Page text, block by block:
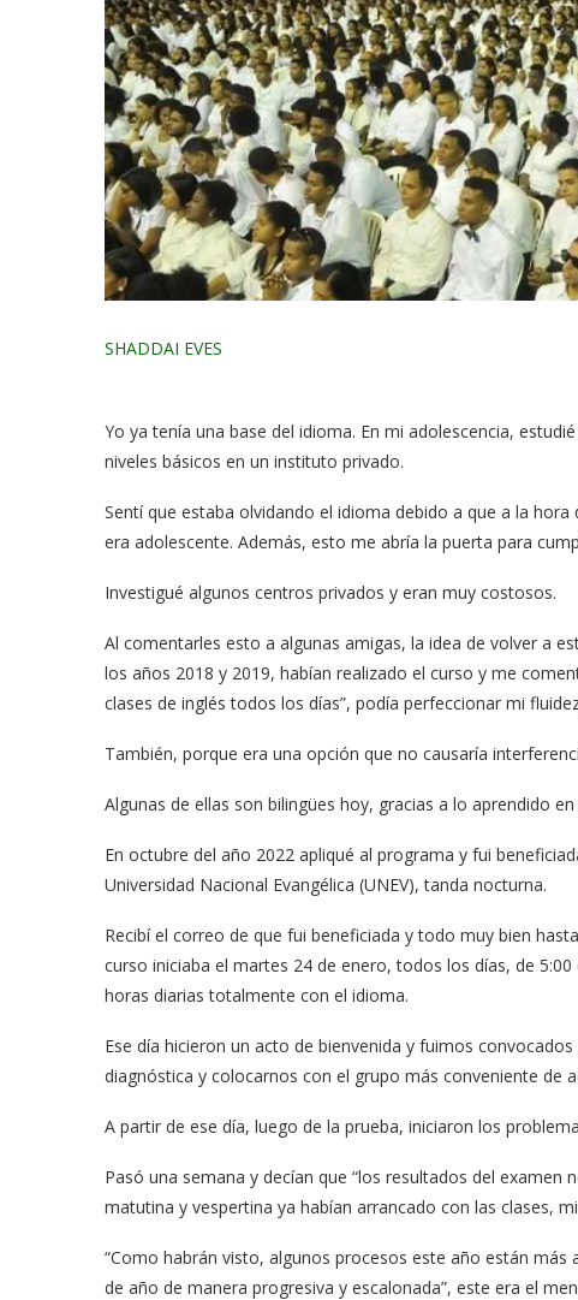
SHADDAI EVES
Yo ya tenía una base del idioma. En mi adolescencia,
niveles básicos en un instituto privado.
Sentí que estaba olvidando el idioma debido a que a la
era adolescente. Además, esto me abría la puerta para
Investigué algunos centros privados y eran muy costosos.
Al comentarles esto a algunas amigas, la idea de volver a
los años 2018 y 2019, habían realizado el curso y me
clases de inglés todos los días”, podía perfeccionar mi
También, porque era una opción que no causaría
Algunas de ellas son bilingües hoy, gracias a lo aprendido
En octubre del año 2022 apliqué al programa y fui
Universidad Nacional Evangélica (UNEV), tanda nocturna.
Recibí el correo de que fui beneficiada y todo muy bien
curso iniciaba el martes 24 de enero, todos los días, de
horas diarias totalmente con el idioma.
Ese día hicieron un acto de bienvenida y fuimos
diagnóstica y colocarnos con el grupo más conveniente de
A partir de ese día, luego de la prueba, iniciaron los
Pasó una semana y decían que “los resultados del
matutina y vespertina ya habían arrancado con las clases,
“Como habrán visto, algunos procesos este año están
de año de manera progresiva y escalonada”, este era el